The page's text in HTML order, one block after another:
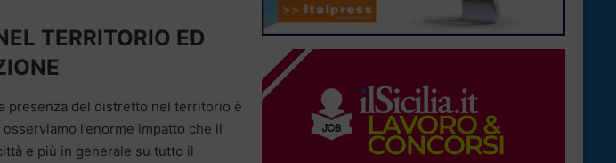
TERRITORIO ED
presenza del distretto nel territorio è
l’enorme impatto che il
e più in generale su tutto il